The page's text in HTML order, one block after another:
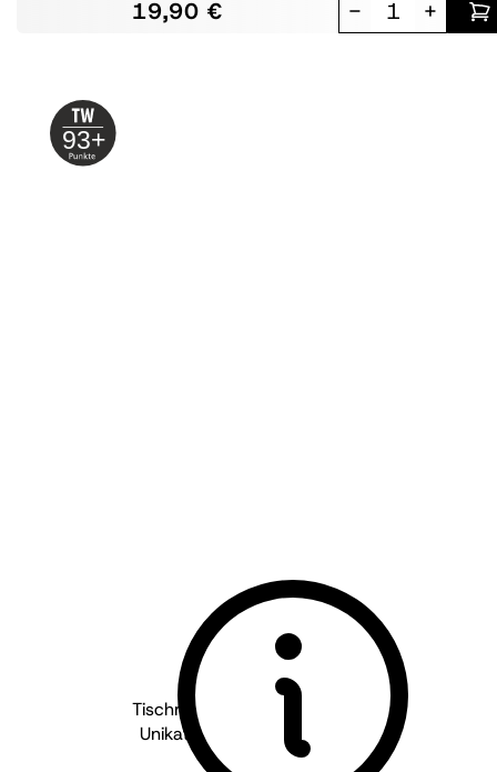
19,90 € - +
93+
Tischmacher Weine - Pfalz
2020
Unikat Premium Rotwein Cuvée
trocken
Bioland